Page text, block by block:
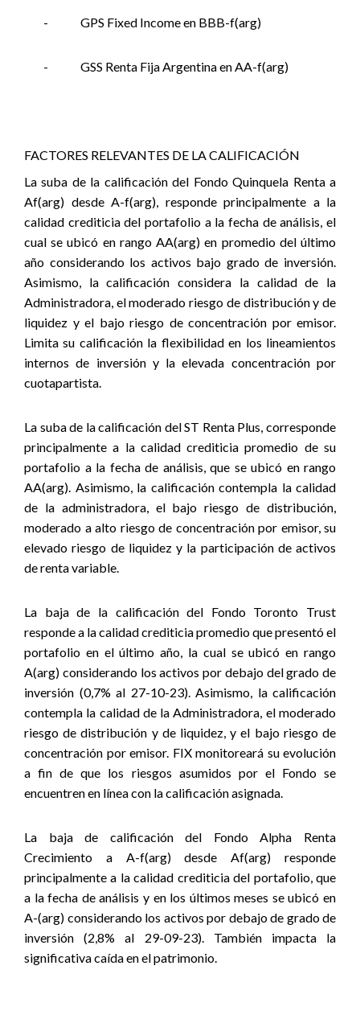
- GPS Fixed Income en BBB-f(arg)
- GSS Renta Fija Argentina en AA-f(arg)
FACTORES RELEVANTES DE LA CALIFICACIÓN
La suba de la calificación del Fondo Quinquela Renta a
Af(arg) desde A-f(arg), responde principalmente a la
calidad crediticia del portafolio a la fecha de análisis, el
cual se ubicó en rango AA(arg) en promedio del último
año considerando los activos bajo grado de inversión.
Asimismo, la calificación considera la calidad de la
Administradora, el moderado riesgo de distribución y de
liquidez y el bajo riesgo de concentración por emisor.
Limita su calificación la flexibilidad en los lineamientos
internos de inversión y la elevada concentración por
cuotapartista.
La suba de la calificación del ST Renta Plus, corresponde
principalmente a la calidad crediticia promedio de su
portafolio a la fecha de análisis, que se ubicó en rango
AA(arg). Asimismo, la calificación contempla la calidad
de la administradora, el bajo riesgo de distribución,
moderado a alto riesgo de concentración por emisor, su
elevado riesgo de liquidez y la participación de activos
de renta variable.
La baja de la calificación del Fondo Toronto Trust
responde a la calidad crediticia promedio que presentó el
portafolio en el último año, la cual se ubicó en rango
A(arg) considerando los activos por debajo del grado de
inversión (0,7% al 27-10-23). Asimismo, la calificación
contempla la calidad de la Administradora, el moderado
riesgo de distribución y de liquidez, y el bajo riesgo de
concentración por emisor. FIX monitoreará su evolución
a fin de que los riesgos asumidos por el Fondo se
encuentren en línea con la calificación asignada.
La baja de calificación del Fondo Alpha Renta
Crecimiento a A-f(arg) desde Af(arg) responde
principalmente a la calidad crediticia del portafolio, que
a la fecha de análisis y en los últimos meses se ubicó en
A-(arg) considerando los activos por debajo de grado de
inversión (2,8% al 29-09-23). También impacta la
significativa caída en el patrimonio.